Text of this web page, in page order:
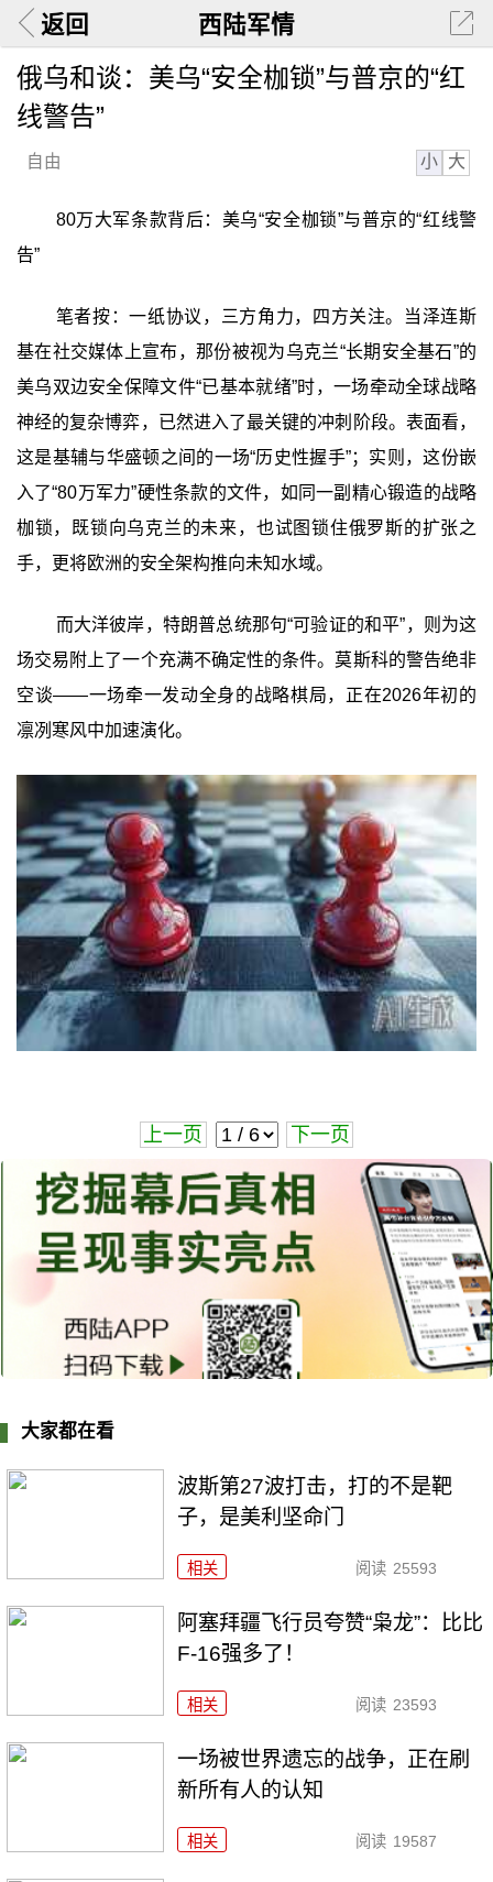
返回 西陆军情
俄乌和谈：美乌“安全枷锁”与普京的“红
线警告”
自由 小 大
80万大军条款背后：美乌“安全枷锁”与普京的“红线警
告”‍
笔者按：一纸协议，三方角力，四方关注。当泽连斯
基在社交媒体上宣布，那份被视为乌克兰“长期安全基石”的
美乌双边安全保障文件“已基本就绪”时，一场牵动全球战略
神经的复杂博弈，已然进入了最关键的冲刺阶段。表面看，
这是基辅与华盛顿之间的一场“历史性握手”；实则，这份嵌
入了“80万军力”硬性条款的文件，如同一副精心锻造的战略
枷锁，既锁向乌克兰的未来，也试图锁住俄罗斯的扩张之
手，更将欧洲的安全架构推向未知水域。
而大洋彼岸，特朗普总统那句“可验证的和平”，则为这
场交易附上了一个充满不确定性的条件。莫斯科的警告绝非
空谈——一场牵一发动全身的战略棋局，正在2026年初的
凛冽寒风中加速演化。
上一页 下一页
大家都在看
波斯第27波打击，打的不是靶
子，是美利坚命门
相关 阅读 25593
阿塞拜疆飞行员夸赞“枭龙”：比比
F-16强多了！
相关 阅读 23593
一场被世界遗忘的战争，正在刷
新所有人的认知
相关 阅读 19587